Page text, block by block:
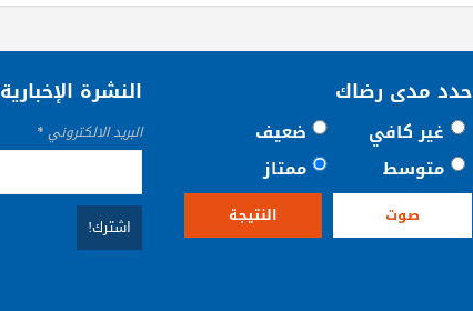
حدد مدى رضاك
غير كافي
ضعيف
متوسط
ممتاز
النشرة الإخبارية
البريد الالكتروني*